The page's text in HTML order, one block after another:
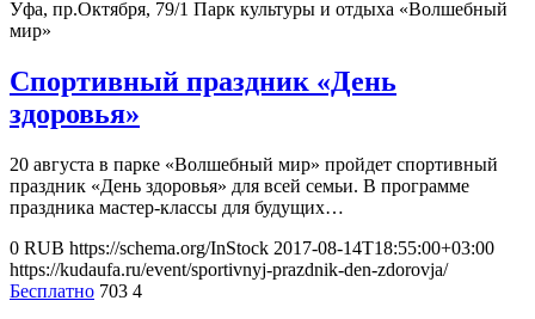
Уфа, пр.Октября, 79/1 Парк культуры и отдыха «Волшебный
мир»
Спортивный праздник «День
здоровья»
20 августа в парке «Волшебный мир» пройдет спортивный
праздник «День здоровья» для всей семьи. В программе
праздника мастер-классы для будущих…
0 RUB https://schema.org/InStock 2017-08-14T18:55:00+03:00
https://kudaufa.ru/event/sportivnyj-prazdnik-den-zdorovja/
Бесплатно 703 4